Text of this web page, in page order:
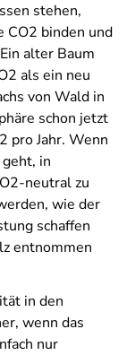
stehen,
CO2 binden und
alter Baum
als ein neu
von Wald in
schon jetzt
pro Jahr. Wenn
in
neutral zu
wie der
schaffen
entnommen
in den
wenn das
nur